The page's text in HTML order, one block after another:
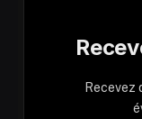
Recevez